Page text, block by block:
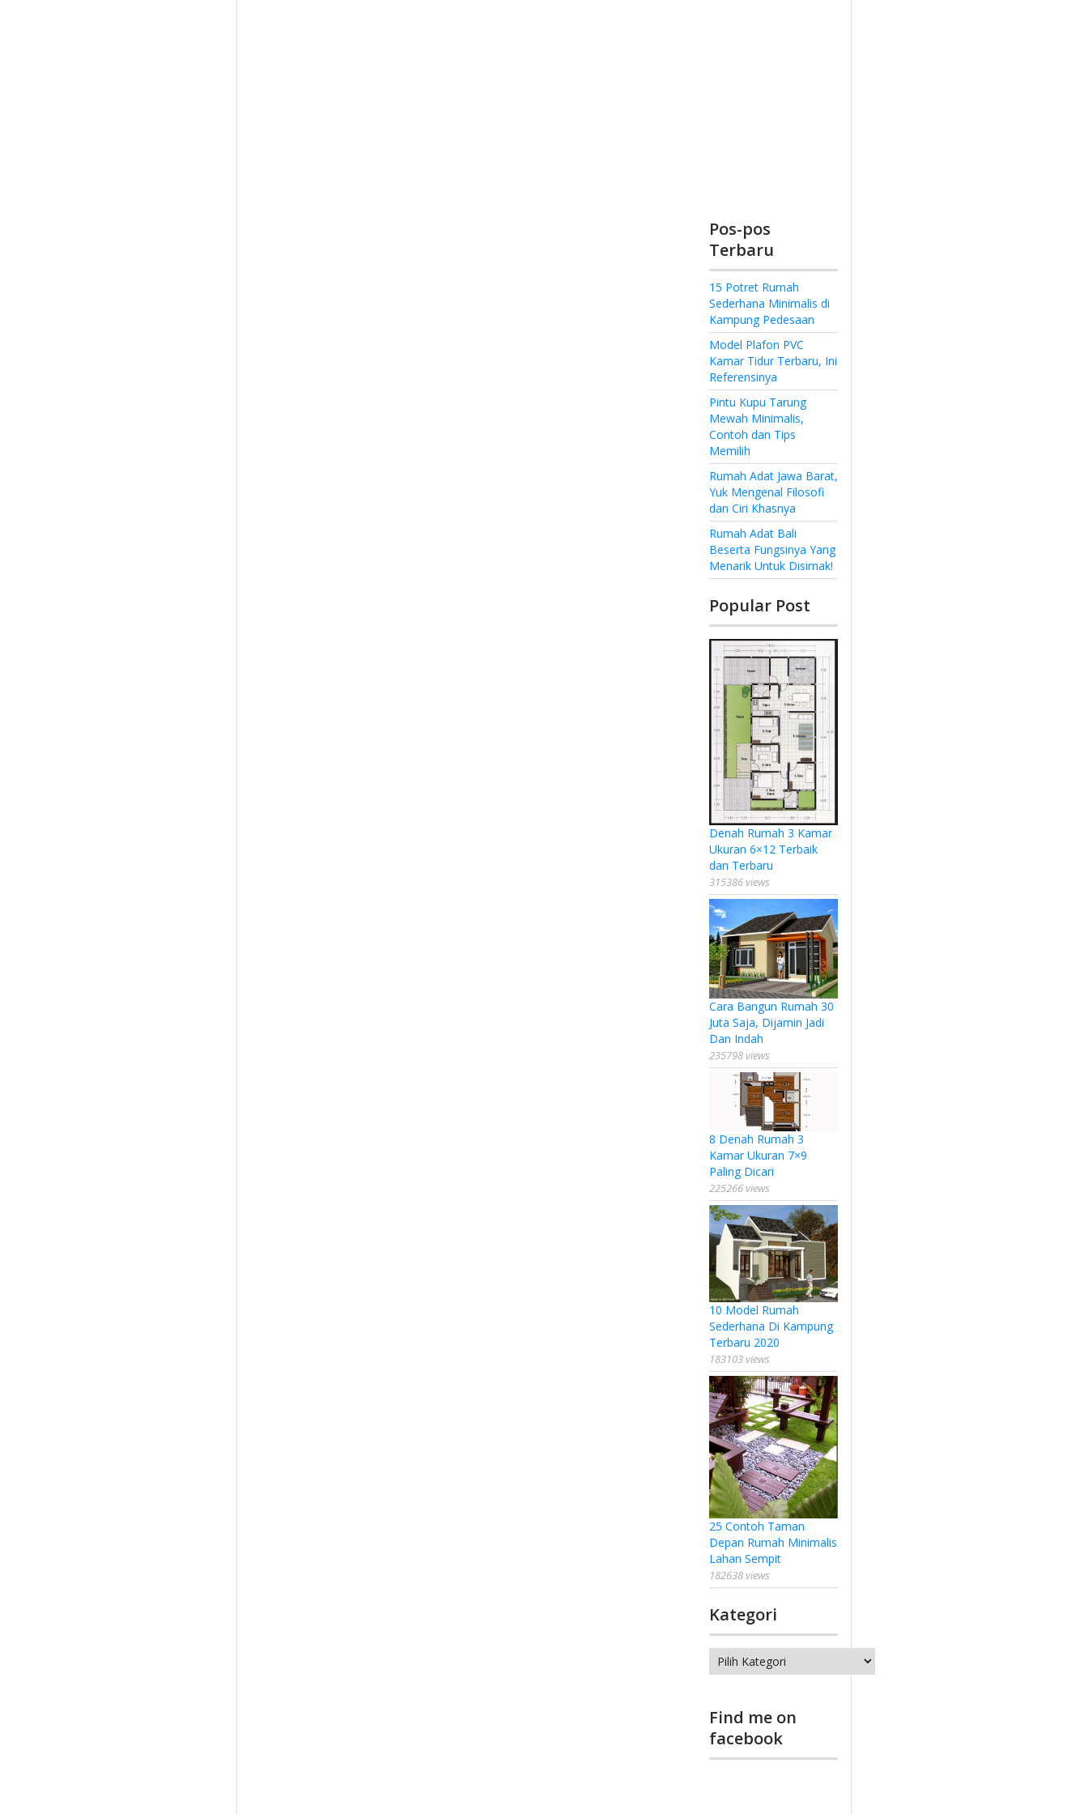
Pos-pos
Terbaru
15 Potret Rumah
Sederhana Minimalis di
Kampung Pedesaan
Model Plafon PVC
Kamar Tidur Terbaru, Ini
Referensinya
Pintu Kupu Tarung
Mewah Minimalis,
Contoh dan Tips
Memilih
Rumah Adat Jawa Barat,
Yuk Mengenal Filosofi
dan Ciri Khasnya
Rumah Adat Bali
Beserta Fungsinya Yang
Menarik Untuk Disimak!
Popular Post
Denah Rumah 3 Kamar
Ukuran 6×12 Terbaik
dan Terbaru
315386 views
Cara Bangun Rumah 30
Juta Saja, Dijamin Jadi
Dan Indah
235798 views
8 Denah Rumah 3
Kamar Ukuran 7×9
Paling Dicari
225266 views
10 Model Rumah
Sederhana Di Kampung
Terbaru 2020
183103 views
25 Contoh Taman
Depan Rumah Minimalis
Lahan Sempit
182638 views
Kategori
Kategori
Find me on
facebook